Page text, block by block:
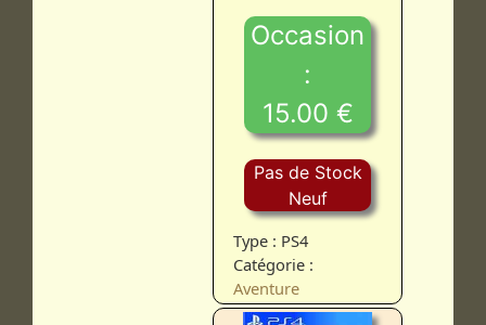
Occasion
:
15.00 €
Pas de Stock
Neuf
Type : PS4
Catégorie :
Aventure